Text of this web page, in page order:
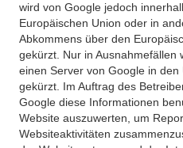
wird von Google jedoch
Europäischen Union oder in
Abkommens über den
gekürzt. Nur in Ausnahmefällen
einen Server von Google in
gekürzt. Im Auftrag des
Google diese Informationen
Website auszuwerten, um
Websiteaktivitäten